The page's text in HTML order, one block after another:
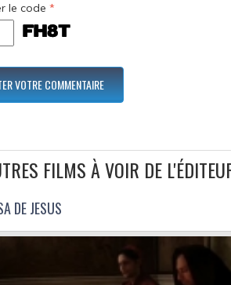
le code *
FILMS À VOIR DE
DE JESUS